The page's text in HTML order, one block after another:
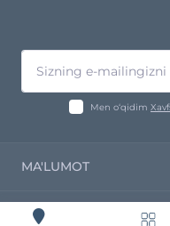
Men o‘qidim
MA'LUMOT
Kompaniya haqida